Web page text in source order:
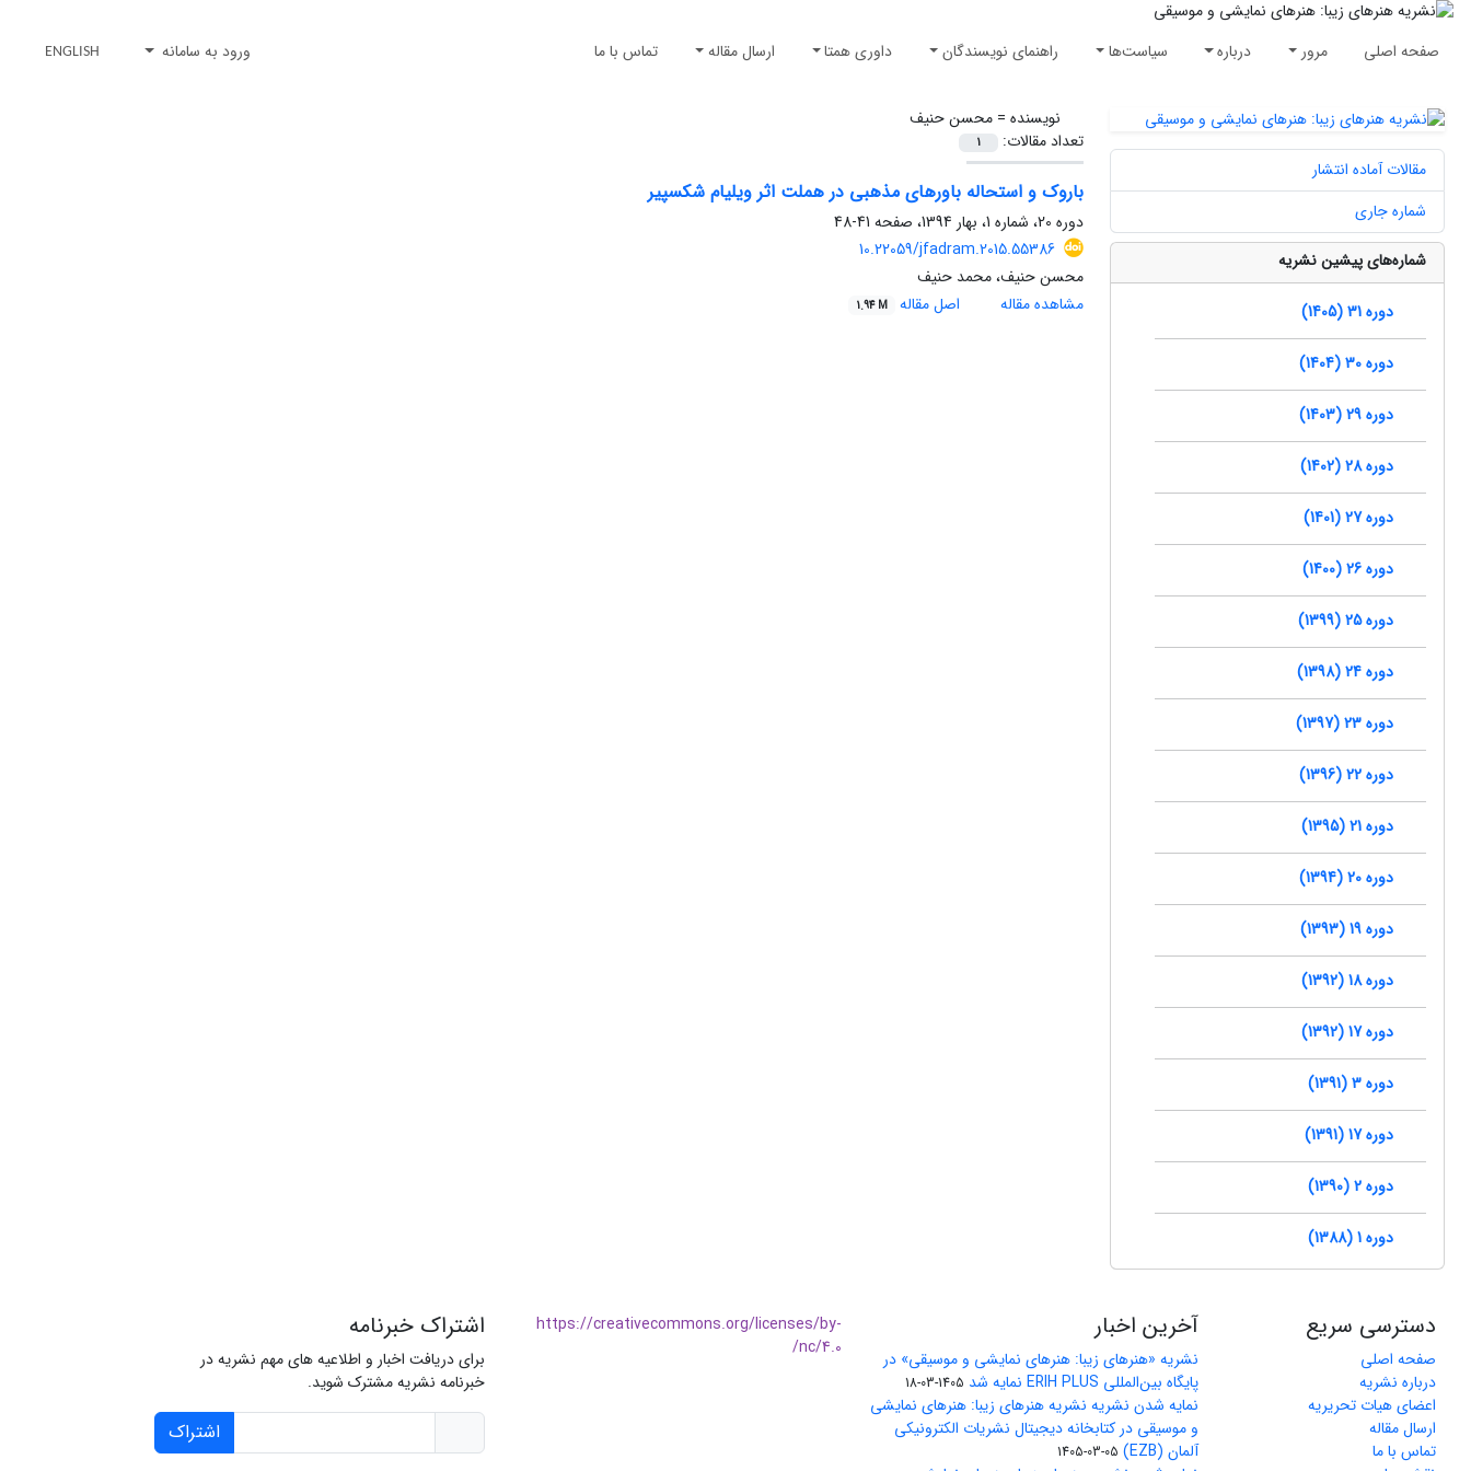
صفحه اصلی مرور درباره سیاست‌ها راهنمای نویسندگان داوری همتا ارسال مقاله تماس با ما ورود به سامانه ENGLISH
نویسنده =محسن حنیف
تعداد مقالات:
1
باروک و استحاله باورهای مذهبی در هملت اثر ویلیام شکسپیر
دوره 20، شماره 1، بهار 1394، صفحه
41-48
10.22059/jfadram.2015.55386
محسن حنیف، محمد حنیف
مشاهده مقاله
اصل مقاله 1.94 M
مقالات آماده انتشار
شماره جاری
شماره‌های پیشین نشریه
دوره 31 (1405)
دوره 30 (1404)
دوره 29 (1403)
دوره 28 (1402)
دوره 27 (1401)
دوره 26 (1400)
دوره 25 (1399)
دوره 24 (1398)
دوره 23 (1397)
دوره 22 (1396)
دوره 21 (1395)
دوره 20 (1394)
دوره 19 (1393)
دوره 18 (1392)
دوره 17 (1392)
دوره 3 (1391)
دوره 17 (1391)
دوره 2 (1390)
دوره 1 (1388)
دسترسی سریع
صفحه اصلی
درباره نشریه
اعضای هیات تحریریه
ارسال مقاله
تماس با ما
آخرین اخبار
نشریه «هنرهای زیبا: هنرهای نمایشی و موسیقی» در
پایگاه بین‌المللی ERIH PLUS نمایه شد
1405-03-18
نمایه شدن نشریه نشریه هنرهای زیبا: هنرهای نمایشی
و موسیقی در کتابخانه دیجیتال نشریات الکترونیکی
آلمان (EZB)
1405-03-05
https://creativecommons.org/licenses/by-
nc/4.0/
اشتراک خبرنامه
برای دریافت اخبار و اطلاعیه های مهم نشریه در
خبرنامه نشریه مشترک شوید.
اشتراک